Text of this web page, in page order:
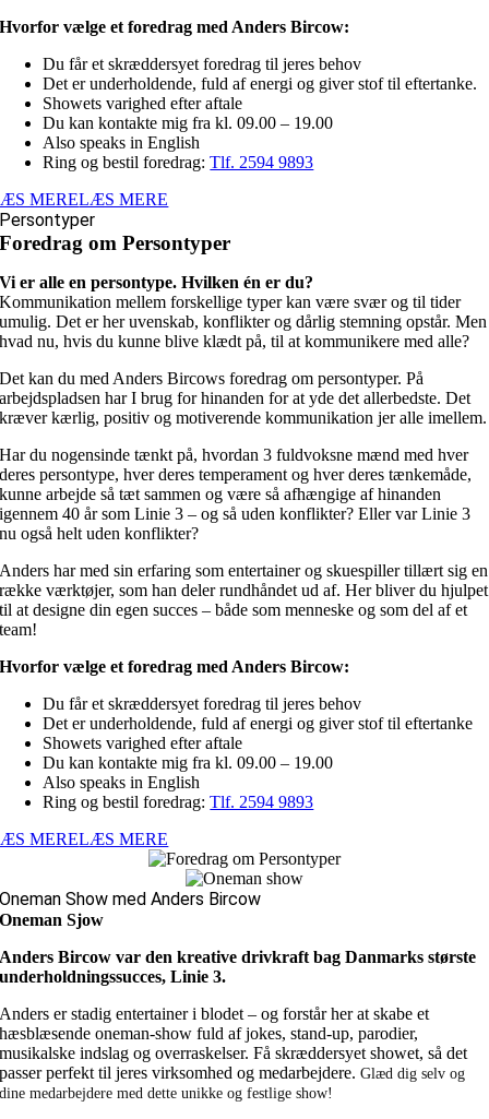
Hvorfor vælge et foredrag med Anders Bircow:
Du får et skræddersyet foredrag til jeres behov
Det er underholdende, fuld af energi og giver stof til eftertanke.
Showets varighed efter aftale
Du kan kontakte mig fra kl. 09.00 – 19.00
Also speaks in English
Ring og bestil foredrag:Tlf. 2594 9893
MERELÆS MERE
Persontyper
Foredrag om Persontyper
Vi er alle en persontype. Hvilken én er du?
Kommunikation mellem forskellige typer kan være svær og til tider
umulig. Det er her uvenskab, konflikter og dårlig stemning opstår. Men
hvad nu, hvis du kunne blive klædt på, til at kommunikere med alle?
Det kan du med Anders Bircows foredrag om persontyper. På
arbejdspladsen har I brug for hinanden for at yde det allerbedste. Det
kræver kærlig, positiv og motiverende kommunikation jer alle imellem.
Har du nogensinde tænkt på, hvordan 3 fuldvoksne mænd med hver
deres persontype, hver deres temperament og hver deres tænkemåde,
kunne arbejde så tæt sammen og være så afhængige af hinanden
igennem 40 år som Linie 3 – og så uden konflikter? Eller var Linie 3
nu også helt uden konflikter?
Anders har med sin erfaring som entertainer og skuespiller tillært sig en
række værktøjer, som han deler rundhåndet ud af. Her bliver du hjulpet
til at designe din egen succes – både som menneske og som del af et
team!
Hvorfor vælge et foredrag med Anders Bircow:
Du får et skræddersyet foredrag til jeres behov
Det er underholdende, fuld af energi og giver stof til eftertanke
Showets varighed efter aftale
Du kan kontakte mig fra kl. 09.00 – 19.00
Also speaks in English
Ring og bestil foredrag:Tlf. 2594 9893
MERELÆS MERE
Oneman Show med Anders Bircow
Oneman Sjow
Anders Bircow var den kreative drivkraft bag Danmarks største
underholdningssucces, Linie 3.
Anders er stadig entertainer i blodet – og forstår her at skabe et
hæsblæsende oneman-show fuld af jokes, stand-up, parodier,
musikalske indslag og overraskelser. Få skræddersyet showet, så det
passer perfekt til jeres virksomhed og medarbejdere.Glæd dig selv og
dine medarbejdere med dette unikke og festlige show!